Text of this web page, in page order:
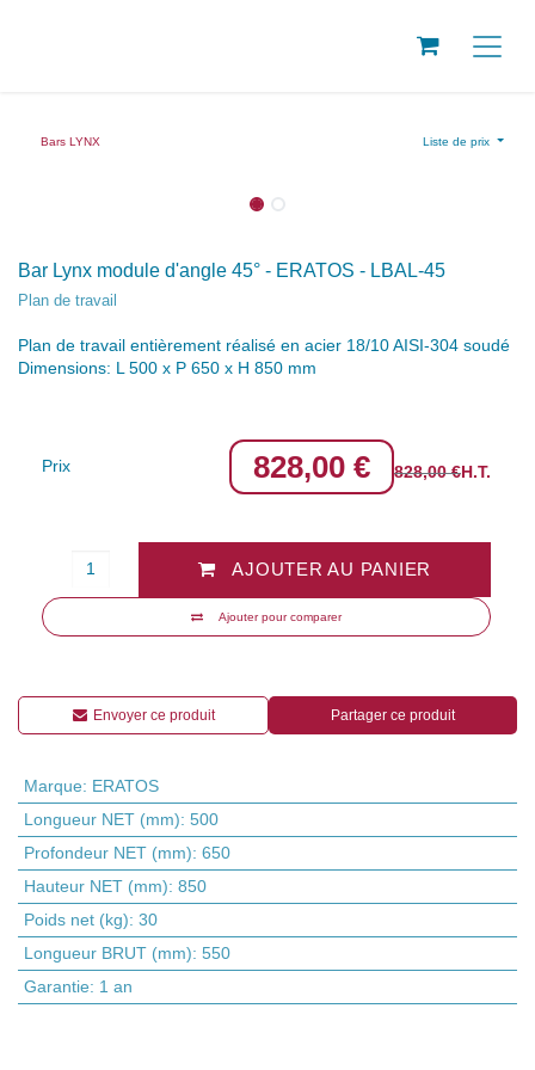
Bars LYNX Liste de prix
Bar Lynx module d'angle 45° - ERATOS - LBAL-45
Plan de travail
Plan de travail entièrement réalisé en acier 18/10 AISI-304
soudé
Ajouter pour comparer
828,00€ 828,00
Envoyer ce produit Partager ce produit
Marque:ERATOS
Longueur NET (mm):500
Profondeur NET (mm):650
Hauteur NET (mm):850
Poids net (kg):30
Longueur BRUT (mm):550
Garantie:1 an